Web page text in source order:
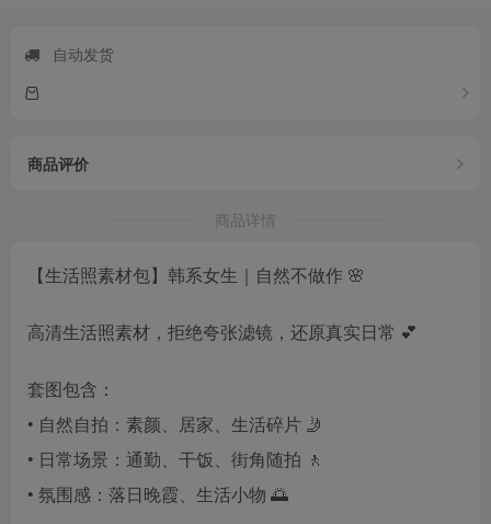
自动发货
商品评价
商品详情
【生活照素材包】韩系女生｜自然不做作 🌸
高清生活照素材，拒绝夸张滤镜，还原真实日常 💕
套图包含：
• 自然自拍：素颜、居家、生活碎片 🤳
• 日常场景：通勤、干饭、街角随拍 🚶
• 氛围感：落日晚霞、生活小物 🌅